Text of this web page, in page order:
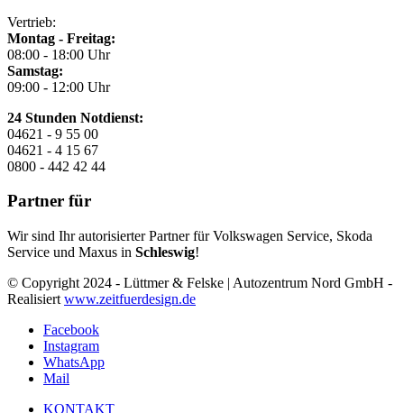
Vertrieb:
Montag - Freitag:
08:00 - 18:00 Uhr
Samstag:
09:00 - 12:00 Uhr
24 Stunden Notdienst:
04621 - 9 55 00
04621 - 4 15 67
0800 - 442 42 44
Partner für
Wir sind Ihr autorisierter Partner für Volkswagen Service, Skoda
Service und Maxus in Schleswig!
© Copyright 2024 - Lüttmer & Felske | Autozentrum Nord GmbH -
Realisiert www.zeitfuerdesign.de
Facebook
Instagram
WhatsApp
Mail
KONTAKT